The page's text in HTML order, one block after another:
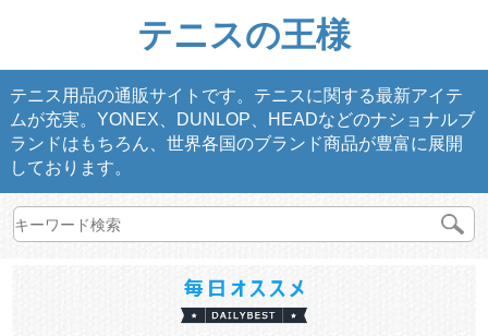
テニスの王様
テニス用品の通販サイトです。テニスに関する最新アイテ
ムが充実。YONEX、DUNLOP、HEADなどのナショナルブ
ランドはもちろん、世界各国のブランド商品が豊富に展開
しております。